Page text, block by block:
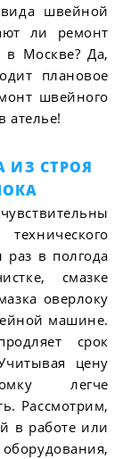
вида швейной
ли ремонт
в Москве? Да,
плановое
швейного
ателье!
СТРОЯ
в полгода
смазке
оверлоку
машине.
срок
цену
легче
Рассмотрим,
в работе или